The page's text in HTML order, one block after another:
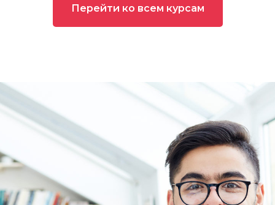
Перейти ко всем курсам